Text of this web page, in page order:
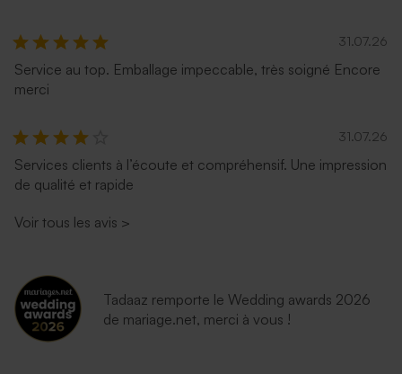
31.07.26
Service au top. Emballage impeccable, très soigné Encore
merci
31.07.26
Services clients à l’écoute et compréhensif. Une impression
de qualité et rapide
Voir tous les avis >
Tadaaz remporte le Wedding awards 2026
de mariage.net, merci à vous !